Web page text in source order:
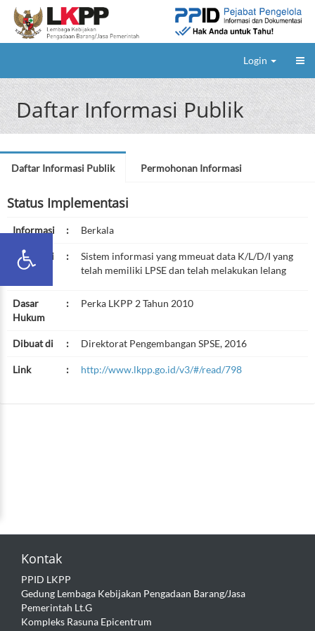
Login
Daftar Informasi Publik
Daftar Informasi Publik Permohonan Informasi
Status Implementasi
Informasi : Berkala
Deskripsi :
Sistem informasi yang mmeuat data K/L/D/I yang
telah memiliki LPSE dan telah melakukan lelang
Dasar
Hukum
: Perka LKPP 2 Tahun 2010
Dibuat di : Direktorat Pengembangan SPSE, 2016
Link : http://www.lkpp.go.id/v3/#/read/798
Kontak
PPID LKPP
Gedung Lembaga Kebijakan Pengadaan Barang/Jasa
Pemerintah Lt.G
Kompleks Rasuna Epicentrum